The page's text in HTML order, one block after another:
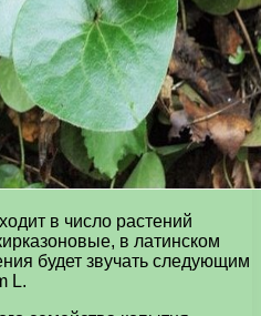
в число растений
в латинском
будет звучать следующим
L.